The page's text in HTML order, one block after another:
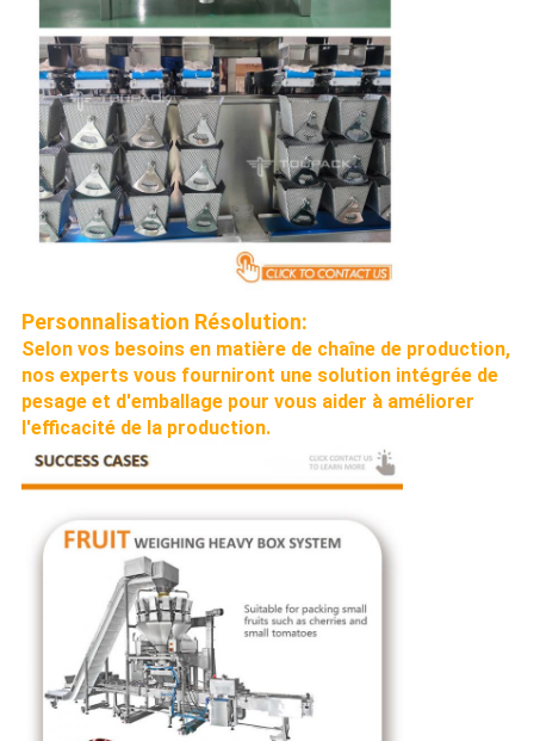
Personnalisation Résolution:
Selon vos besoins en matière de chaîne de production,
nos experts vous fourniront une solution intégrée de
pesage et d'emballage pour vous aider à améliorer
l'efficacité de la production.